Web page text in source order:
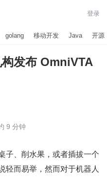
登录
golang 移动开发 Java 开源
发布 OmniVTA
9 分钟
子、削水果，或者插拔一个
轻而易举，然而对于机器人